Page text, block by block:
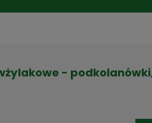
Asortyment
-